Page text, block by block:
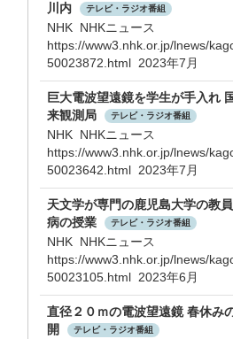
川内
テレビ・ラジオ番組
NHK NHKニュース
https://www3.nhk.or.jp/lnews/
50023872.html 2023年7月
巨大電波望遠鏡を学生が手入れ
来観測局
テレビ・ラジオ番組
NHK NHKニュース
https://www3.nhk.or.jp/lnews/
50023642.html 2023年7月
天文学が専門の鹿児島大学の教
病の授業
テレビ・ラジオ番組
NHK NHKニュース
https://www3.nhk.or.jp/lnews/
50023105.html 2023年6月
直径２０ｍの電波望遠鏡 春休み
開
テレビ・ラジオ番組